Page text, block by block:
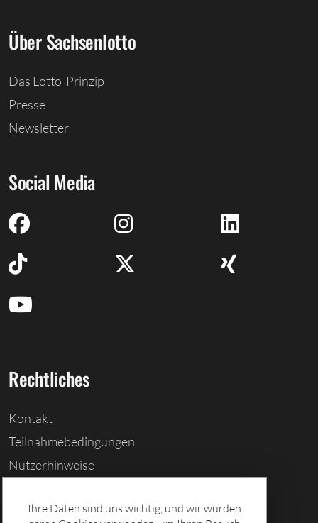
Über Sachsenlotto
Das Lotto-Prinzip
Presse
Newsletter
Social Media
Rechtliches
Kontakt
Teilnahmebedingungen
Nutzerhinweise
Cookies löschen
Ihre Daten sind uns wichtig, und wir würden